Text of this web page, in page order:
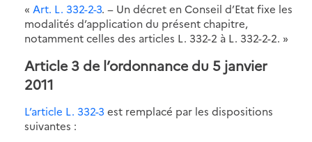
« Art. L. 332-2-3. − Un décret en Conseil d’Etat fixe les
modalités d’application du présent chapitre,
notamment celles des articles L. 332-2 à L. 332-2-2. »
Article 3 de l’ordonnance du 5 janvier
2011
L’article L. 332-3 est remplacé par les dispositions
suivantes :